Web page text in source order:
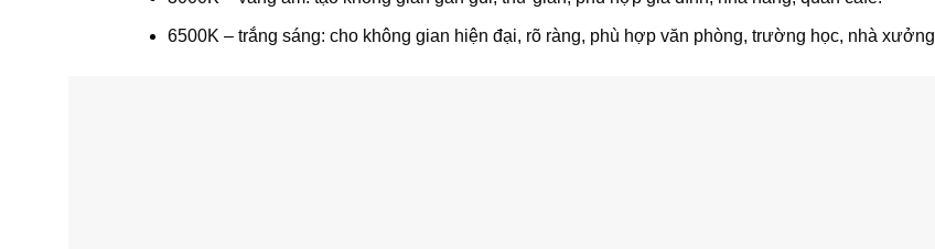
6500K – trắng sáng: cho không gian hiện đại, rõ ràng, phù hợp văn phòng, trường học, nhà xưởng